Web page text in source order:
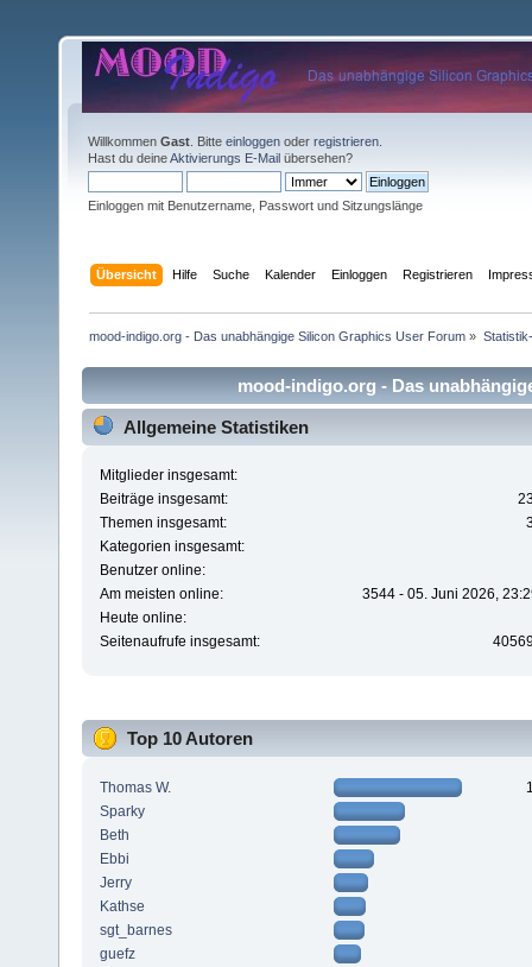
Willkommen Gast . Bitte einloggen oder registrieren
Hast du deineAktivierungs E-Mail übersehen?
Einloggen mit Benutzername, Passwort und Sitzungslänge
Übersicht Hilfe Suche Kalender Einloggen Registrieren
mood-indigo.org - Das unabhängige Silicon Graphics User Forum »
mood-indigo.org - Das
Allgemeine Statistiken
Mitglieder insgesamt:
Beiträge insgesamt:
Themen insgesamt:
Kategorien insgesamt:
Benutzer online:
Am meisten online:
3544 - 05. Juni 2026,
Heute online:
Seitenaufrufe insgesamt:
Top 10 Autoren
Thomas W.
Sparky
Beth
Ebbi
Jerry
Kathse
sgt_barnes
guefz